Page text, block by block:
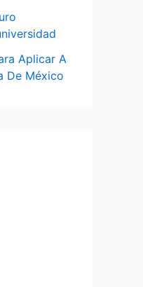
Aplicar A
De México